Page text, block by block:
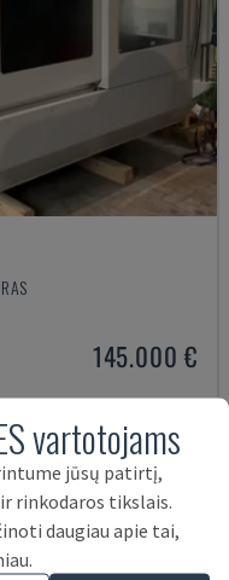
145.000 €
vartotojams
jūsų patirtį,
rinkodaros tikslais.
daugiau apie tai,